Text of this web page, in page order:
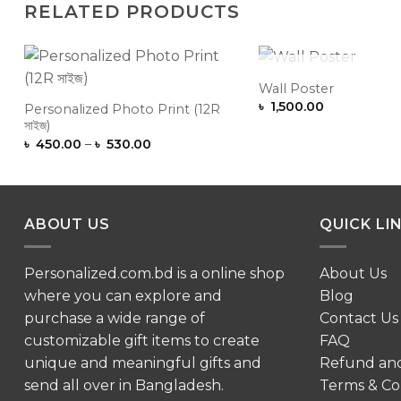
RELATED PRODUCTS
Wishlist
Personalized Photo Print (12R
সাইজ)
৳ 450.00 – ৳ 530.00Price
OUT OF
Wall Poster
৳ 1,500.00
ABOUT US
Personalized.com.bd is a online shop
where you can explore and
purchase a wide range of
customizable gift items to create
unique and meaningful gifts and
send all over in Bangladesh.
QUICK
About Us
Blog
Contact Us
FAQ
Refund
Terms &